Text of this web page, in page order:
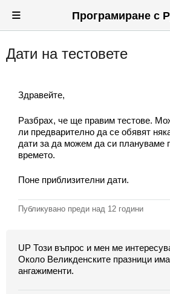
Вход
Новини
Материали
Задачи
Предизвикателства
Хитринки
Потребители
Класация
≡ Програмиране с
Дати на тестовете
Здравейте,
Разбрах, че ще правим тестове.
ли предварително да се обявят
дати за да можем да си плануваме
времето.
Поне приблизителни дати.
Публикувано преди над 12 години
UP Този въпрос и мен ме
Около Великденските празници
ангажименти.